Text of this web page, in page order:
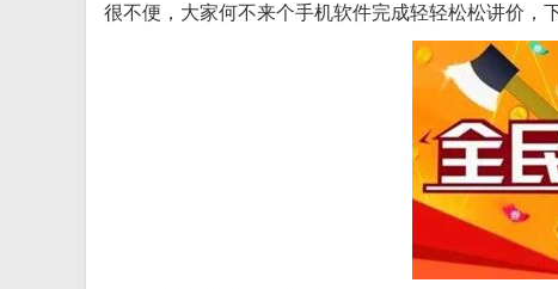
很不便，大家何不来个手机软件完成轻轻松松讲价，